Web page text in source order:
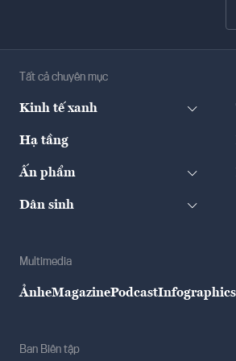
Tất cả chuyên mục
Kinh tế xanh
Hạ tầng
Ấn phẩm
Dân sinh
Multimedia
ẢnheMagazinePodcastInfographics
Ban Biên tập